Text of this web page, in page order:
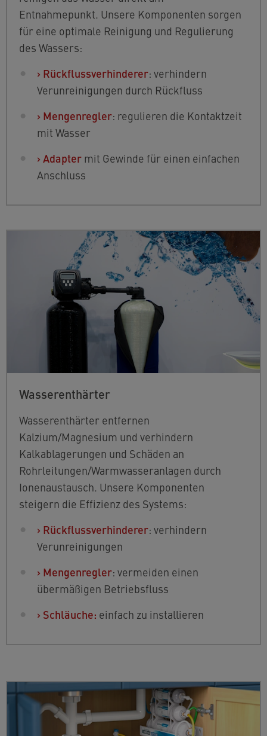
Entnahmepunkt. Unsere Komponenten sorgen
für eine optimale Reinigung und Regulierung
des Wassers:
› Rückflussverhinderer: verhindern
Verunreinigungen durch Rückfluss
› Mengenregler: regulieren die Kontaktzeit
mit Wasser
› Adapter mit Gewinde für einen einfachen
Anschluss
Wasserenthärter
Wasserenthärter entfernen
Kalzium/Magnesium und verhindern
Kalkablagerungen und Schäden an
Rohrleitungen/Warmwasseranlagen durch
Ionenaustausch. Unsere Komponenten
steigern die Effizienz des Systems:
› Rückflussverhinderer: verhindern
Verunreinigungen
› Mengenregler: vermeiden einen
übermäßigen Betriebsfluss
› Schläuche: einfach zu installieren